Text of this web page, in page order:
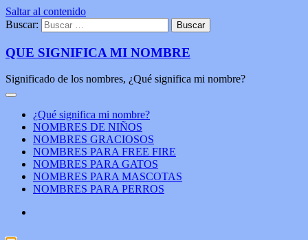
Saltar al contenido
Buscar:
QUE SIGNIFICA MI NOMBRE
Significado de los nombres, ¿Qué significa mi nombre?
¿Qué significa mi nombre?
NOMBRES DE NIÑOS
NOMBRES GRACIOSOS
NOMBRES PARA FREE FIRE
NOMBRES PARA GATOS
NOMBRES PARA MASCOTAS
NOMBRES PARA PERROS